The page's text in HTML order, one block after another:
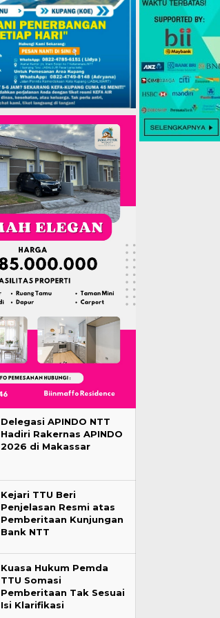
Delegasi APINDO NTT
Hadiri Rakernas APINDO
2026 di Makassar
Kejari TTU Beri
Penjelasan Resmi atas
Pemberitaan Kunjungan
Bank NTT
Kuasa Hukum Pemda
TTU Somasi
Pemberitaan Tak Sesuai
Isi Klarifikasi